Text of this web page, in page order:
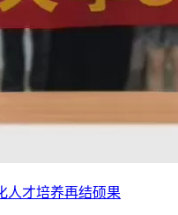
人才培养再结硕果